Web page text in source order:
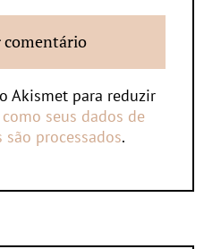
Akismet para reduzir
seus dados de
processados.